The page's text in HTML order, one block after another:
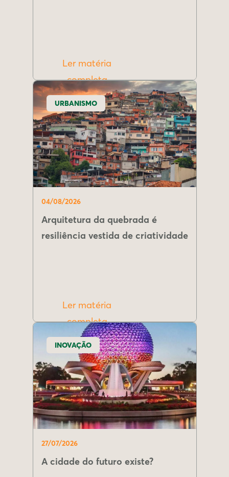
Ler matéria
completa
URBANISMO
04/08/2026
Arquitetura da quebrada é
resiliência vestida de criatividade
Ler matéria
completa
INOVAÇÃO
27/07/2026
A cidade do futuro existe?